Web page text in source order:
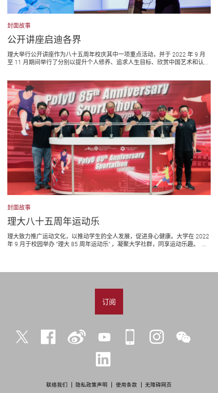
封面故事
公开讲座启迪各界
理大举行公开讲座作为八十五周年校庆其中一项重点活动，并于 2022 年 9 月
至 11 月期间举行了分别以提升个人修养、追求人生目标、欣赏中国艺术和认...
封面故事
理大八十五周年运动乐
理大致力推广运动文化，以推动学生的全人发展，促进身心健康。大学在 2022
年 9 月于校园举办 “理大 85 周年运动乐" ，凝聚大学社群，同享运动乐趣。 ...
联络我们 隐私政策声明 使用条款 无障碍网页
订阅
Twitter Facebook 微
YouTube iPolyU Instagram微
LinkedIn